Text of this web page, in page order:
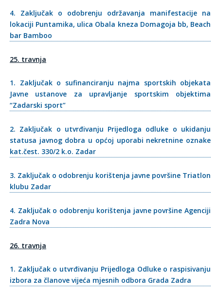
4. Zaključak o odobrenju održavanja manifestacije na
lokaciji Puntamika, ulica Obala kneza Domagoja bb, Beach
bar Bamboo
25. travnja
1. Zaključak o sufinanciranju najma sportskih objekata
Javne ustanove za upravljanje sportskim objektima
“Zadarski sport”
2. Zaključak o utvrđivanju Prijedloga odluke o ukidanju
statusa javnog dobra u općoj uporabi nekretnine oznake
kat.čest. 330/2 k.o. Zadar
3. Zaključak o odobrenju korištenja javne površine Triatlon
klubu Zadar
4. Zaključak o odobrenju korištenja javne površine Agenciji
Zadra Nova
26. travnja
1. Zaključak o utvrđivanju Prijedloga Odluke o raspisivanju
izbora za članove vijeća mjesnih odbora Grada Zadra